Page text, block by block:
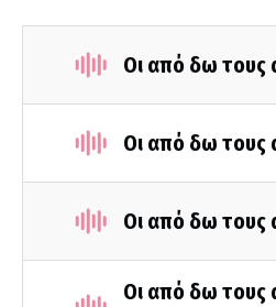
Οι από δω τους
Οι από δω τους
Οι από δω τους
Οι από δω τους